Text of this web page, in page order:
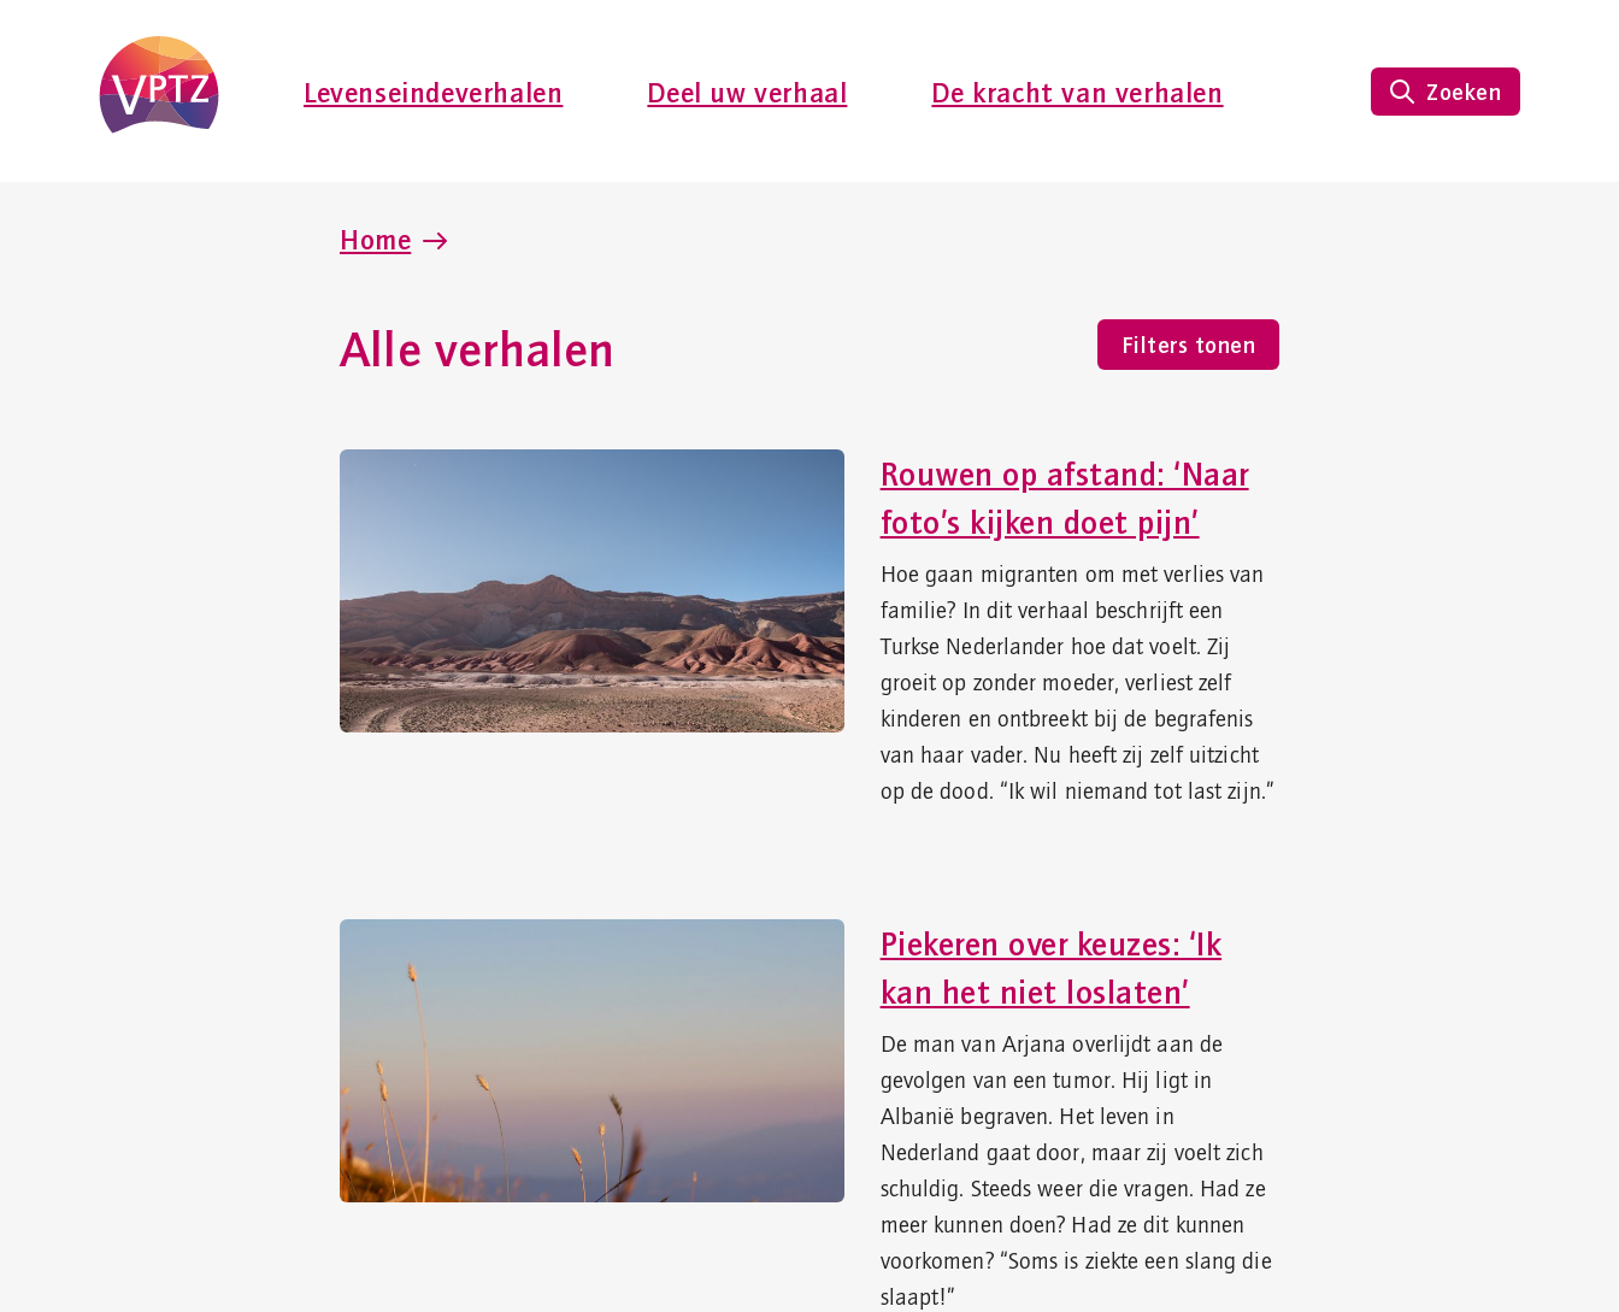
Levenseindeverhalen Deel uw verhaal De kracht van verhalen Zoeken
Home
Alle verhalen Filters tonen
Rouwen op afstand: ‘Naar
foto’s kijken doet pijn’
Hoe gaan migranten om met verlies van
familie? In dit verhaal beschrijft een
Turkse Nederlander hoe dat voelt. Zij
groeit op zonder moeder, verliest zelf
kinderen en ontbreekt bij de begrafenis
van haar vader. Nu heeft zij zelf uitzicht
op de dood. “Ik wil niemand tot last zijn.”
Piekeren over keuzes: ‘Ik
kan het niet loslaten’
De man van Arjana overlijdt aan de
gevolgen van een tumor. Hij ligt in
Albanië begraven. Het leven in
Nederland gaat door, maar zij voelt zich
schuldig. Steeds weer die vragen. Had ze
meer kunnen doen? Had ze dit kunnen
voorkomen? “Soms is ziekte een slang die
slaapt!”